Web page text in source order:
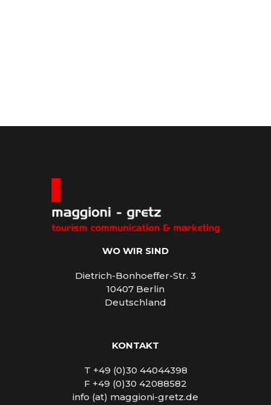
WO WIR SIND
Dietrich-Bonhoeffer-Str. 3
10407 Berlin
Deutschland
KONTAKT
T +49 (0)30 44044398
F +49 (0)30 42088582
info (at) maggioni-gretz.de